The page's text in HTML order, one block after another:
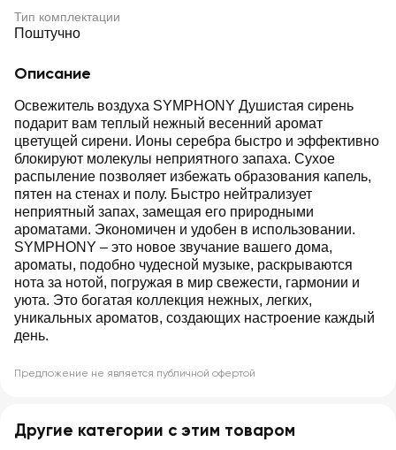
Тип комплектации
Поштучно
Описание
Освежитель воздуха SYMPHONY Душистая сирень
подарит вам теплый нежный весенний аромат
цветущей сирени. Ионы серебра быстро и эффективно
блокируют молекулы неприятного запаха. Сухое
распыление позволяет избежать образования капель,
пятен на стенах и полу. Быстро нейтрализует
неприятный запах, замещая его природными
ароматами. Экономичен и удобен в использовании.
SYMPHONY – это новое звучание вашего дома,
ароматы, подобно чудесной музыке, раскрываются
нота за нотой, погружая в мир свежести, гармонии и
уюта. Это богатая коллекция нежных, легких,
уникальных ароматов, создающих настроение каждый
день.
Предложение не является публичной офертой
Другие категории с этим товаром